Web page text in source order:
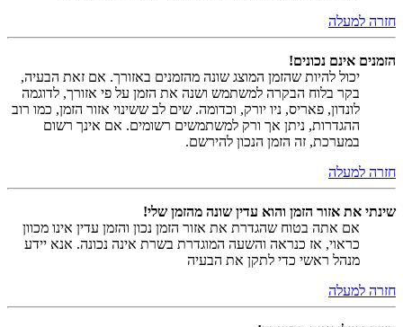
חזרה למעלה
הזמנים אינם נכונים!
יכול להיות שהזמן המוצג שונה מהזמנים באזורך. אם זאת הבעיה,
בקר בלוח הבקרה למשתמש ושנה את הזמן על פי אזורך, לדוגמה
לונדון, פאריס, ניו יורק, וכדומה. שים לב ששינוי אזור הזמן, כמו רוב
ההגדרות, ניתן אך ורק למשתמשים רשומים. אם אינך רשום
במערכת, זה הזמן הנכון להירשם.
חזרה למעלה
שינתי את אזור הזמן והוא עדין שונה מהזמן שלי!
אם אתה בטוח שהגדרת את אזור הזמן נכון והזמן עדין אינו מכוון
כראוי, אז כנראה והשעה המוגדרת בשרת אינה נכונה. אנא יידע
מנהל ראשי כדי לתקן את הבעיה
חזרה למעלה